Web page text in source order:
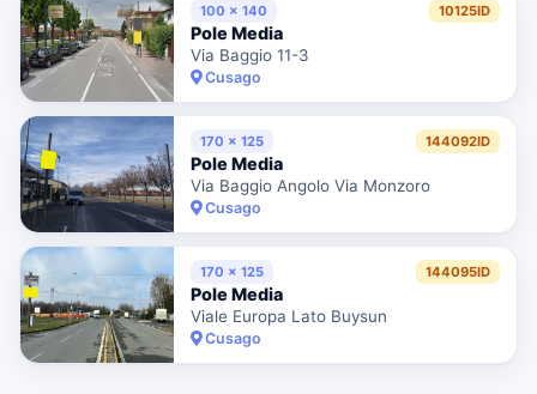
100 x 140 10125ID
Pole Media
Via Baggio 11-3
Cusago
170 x 125 144092ID
Pole Media
Via Baggio Angolo Via Monzoro
Cusago
170 x 125 144095ID
Pole Media
Viale Europa Lato Buysun
Cusago